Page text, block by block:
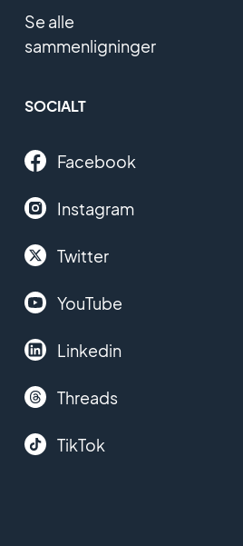
Se alle
sammenligninger
SOCIALT
Facebook
Instagram
Twitter
YouTube
Linkedin
Threads
TikTok